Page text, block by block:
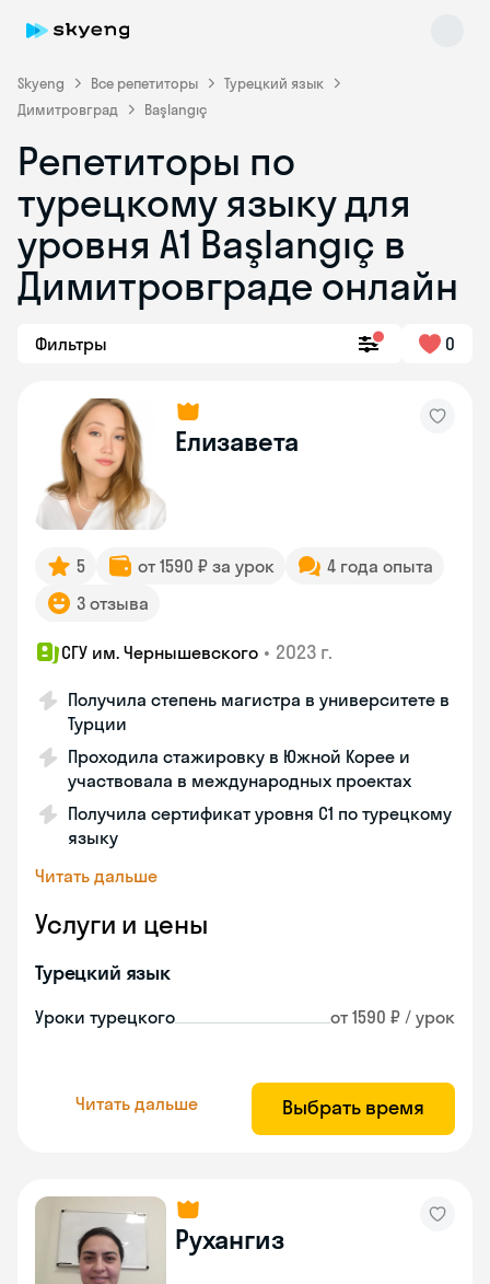
Skyeng Все репетиторы
Турецкий язык
Димитровград
Başlangıç
Репетиторы по
турецкому языку для
уровня A1 Başlangıç в
Димитровграде онлайн
Фильтры 0
Елизавета
5 от 1590 ₽ за урок
4 года опыта
3 отзыва
СГУ им. Чернышевского • 2023 г.
Получила степень магистра в университете в
Турции
Проходила стажировку в Южной Корее и
участвовала в международных проектах
Получила сертификат уровня C1 по турецкому
языку
Читать дальше
Услуги и цены
Турецкий язык
Уроки турецкого от 1590 ₽ / урок
Читать дальше Выбрать время
Рухангиз
Skyeng Chat